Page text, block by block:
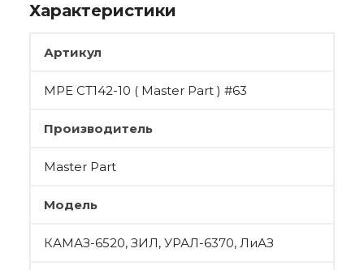
Характеристики
Артикул
МРЕ СТ142-10 ( Master Part ) #63
Производитель
Master Part
Модель
КАМАЗ-6520, ЗИЛ, УРАЛ-6370, ЛиАЗ